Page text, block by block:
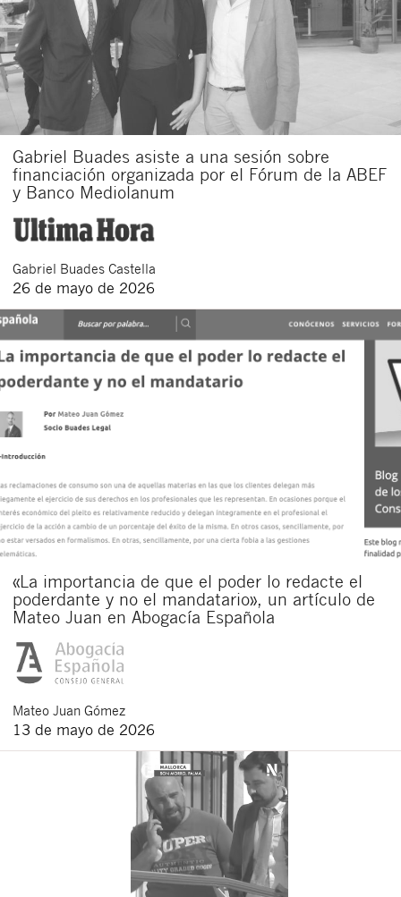
Gabriel Buades asiste a una sesión sobre
financiación organizada por el Fórum de la ABEF
y Banco Mediolanum
Gabriel Buades Castella
26 de mayo de 2026
«La importancia de que el poder lo redacte el
poderdante y no el mandatario», un artículo de
Mateo Juan en Abogacía Española
Mateo Juan Gómez
13 de mayo de 2026